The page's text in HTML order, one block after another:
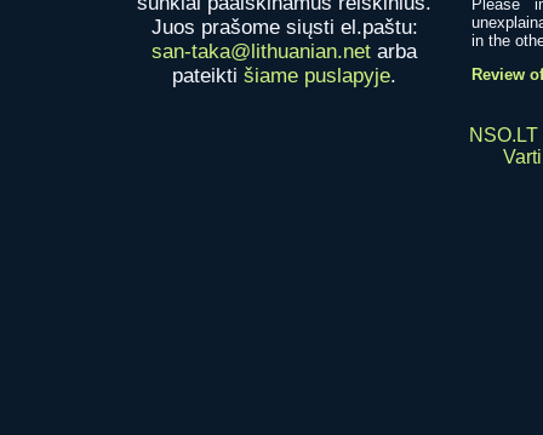
Juos prašome siųsti el.paštu:
san-taka@lithuanian.net arba
pateikti šiame puslapyje.
Please
in the
Review